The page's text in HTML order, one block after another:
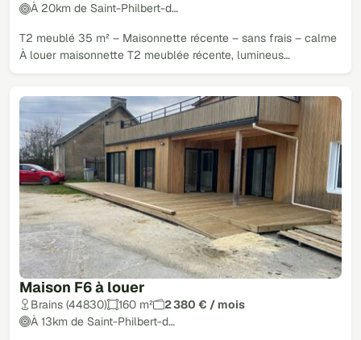
À 20km de Saint-Philbert-d…
T2 meublé 35 m² – Maisonnette récente – sans frais – calme
À louer maisonnette T2 meublée récente, lumineus…
Maison F6 à louer
Brains (44830) 160 m²
2 380 € / mois
À 13km de Saint-Philbert-d…